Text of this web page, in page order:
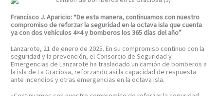
Francisco J. Aparicio: “De esta manera, continuamos con nuestro
compromiso de reforzar la seguridad en la octava isla que cuenta
ya con dos vehículos 4×4 y bomberos los 365 días del año”
Lanzarote, 21 de enero de 2025. En su compromiso continuo con la
seguridad y la prevención, el Consorcio de Seguridad y
Emergencias de Lanzarote ha trasladado un camión de bomberos a
la isla de La Graciosa, reforzando así la capacidad de respuesta
ante incendios y otras emergencias en la octava isla.